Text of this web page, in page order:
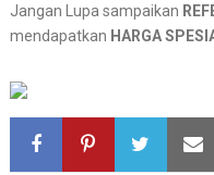
Jangan Lupa sampaikan
mendapatkan HARGA